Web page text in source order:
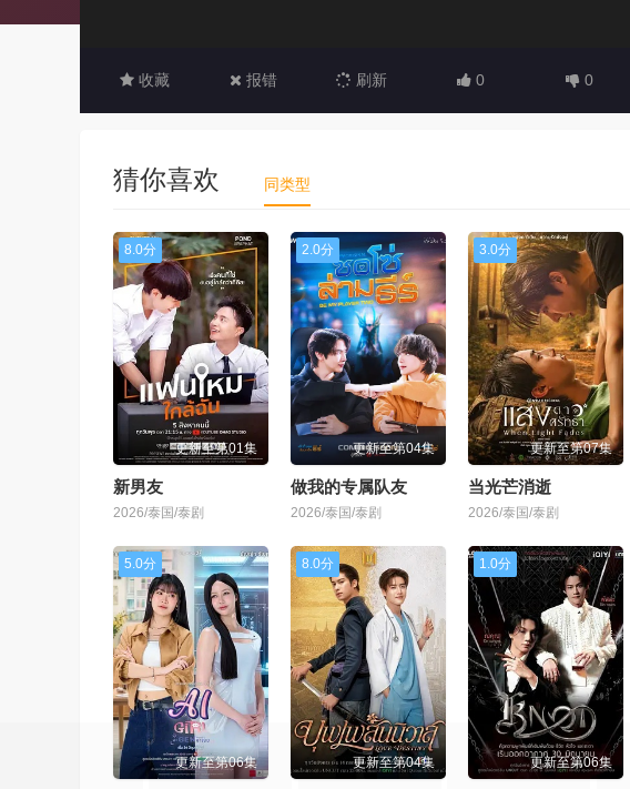
收藏 报错 刷新 0 0
猜你喜欢 同类型
8.0分
更新至第01集
新男友
2026/泰国/泰剧
2.0分
更新至第04集
做我的专属队友
2026/泰国/泰剧
3.0分
更新至第07集
当光芒消逝
2026/泰国/泰剧
5.0分
更新至第06集
8.0分
更新至第04集
1.0分
更新至第06集